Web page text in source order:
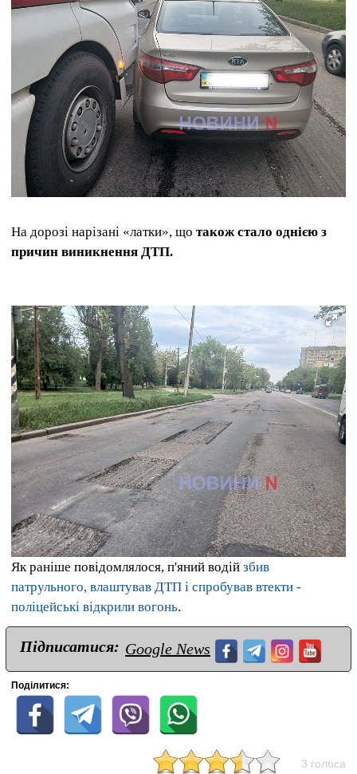
На дорозі нарізані «латки», що також стало однією з
причин виникнення ДТП.
Як раніше повідомлялося, п'яний водій збив
патрульного, влаштував ДТП і спробував втекти -
поліцейські відкрили вогонь.
Підписатися: Google News
Поділитися:
3 голоса